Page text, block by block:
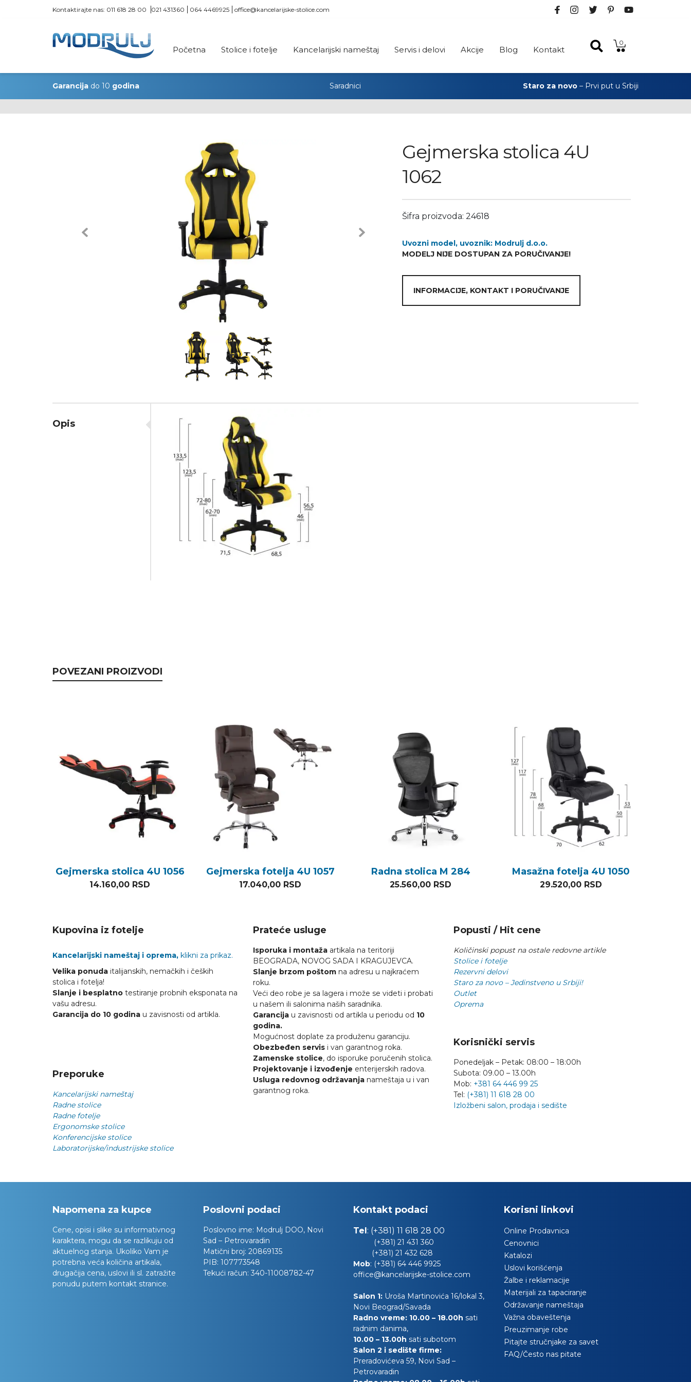
Kontaktirajte nas: 011 618 28 00 021 431360 064 4469925 office@kancelarijske-stolice.com
Početna Stolice i fotelje Kancelarijski nameštaj Servis i delovi Akcije Blog Kontakt
0
Garancija do 10 godina Saradnici Staro za novo– Prvi put u Srbiji
Previous Next
Gejmerska stolica 4U
1062
Šifra proizvoda: 24618
Uvozni model, uvoznik: Modrulj d.o.o.
MODELJ NIJE DOSTUPAN ZA PORUČIVANJE!
INFORMACIJE, KONTAKT I PORUČIVANJE
Opis
POVEZANI PROIZVODI
Gejmerska stolica 4U 1056
14.160,00 RSD
Gejmerska fotelja 4U 1057
17.040,00 RSD
Radna stolica M 284
25.560,00 RSD
Masažna fotelja 4U 1050
29.520,00 RSD
Kupovina iz fotelje
Kancelarijski nameštaj i oprema, klikni za prikaz.
Velika ponuda italijanskih, nemačkih i čeških
stolica i fotelja!
Slanje i besplatno testiranje probnih eksponata na
vašu adresu.
Garancija do 10 godina u zavisnosti od artikla.
Preporuke
Kancelarijski nameštaj
Radne stolice
Radne fotelje
Ergonomske stolice
Konferencijske stolice
Laboratorijske/industrijske stolice
Prateće usluge
Isporuka i montažaartikala na teritoriji
BEOGRADA, NOVOG SADA I KRAGUJEVCA.
Slanje brzom poštomna adresu u najkraćem
roku.
Veći deo robe je sa lagera i može se videti i probati
u našem ili salonima naših saradnika.
Garancijau zavisnosti od artikla u periodu od 10
godina.
Mogućnost doplate za produženu garanciju.
Obezbeđen servisi van garantnog roka.
Zamenske stolice, do isporuke poručenih stolica.
Projektovanje i izvođenje enterijerskih radova.
Usluga redovnog održavanjanameštaja u i van
garantnog roka.
Popusti / Hit cene
Količinski popust na ostale redovne artikle
Stolice i fotelje
Rezervni delovi
Staro za novo – Jedinstveno u Srbiji!
Outlet
Oprema
Korisnički servis
Ponedeljak – Petak: 08:00 – 18:00h
Subota: 09.00 – 13.00h
Mob: +381 64 446 99 25
Tel: (+381) 11 618 28 00
Izložbeni salon, prodaja i sedište
Napomena za kupce
Cene, opisi i slike su informativnog
karaktera, mogu da se razlikuju od
aktuelnog stanja. Ukoliko Vam je
potrebna veća količina artikala,
drugačija cena, uslovi ili sl. zatražite
ponudu putem kontakt stranice.
Poslovni podaci
Poslovno ime: Modrulj DOO, Novi
Sad – Petrovaradin
Matični broj: 20869135
PIB: 107773548
Tekući račun: 340-11008782-47
Kontakt podaci
Tel: (+381) 11 618 28 00
(+381) 21 431 360
(+381) 21 432 628
Mob: (+381) 64 446 9925
office@kancelarijske-stolice.com
Salon 1: Uroša Martinovića 16/lokal 3,
Novi Beograd/Savada
Radno vreme: 10.00 – 18.00h sati
radnim danima,
10.00 – 13.00h sati subotom
Salon 2 i sedište firme:
Preradovićeva 59, Novi Sad –
Petrovaradin
Korisni linkovi
Online Prodavnica
Cenovnici
Katalozi
Uslovi korišćenja
Žalbe i reklamacije
Materijali za tapaciranje
Održavanje nameštaja
Važna obaveštenja
Preuzimanje robe
Pitajte stručnjake za savet
FAQ/Često nas pitate